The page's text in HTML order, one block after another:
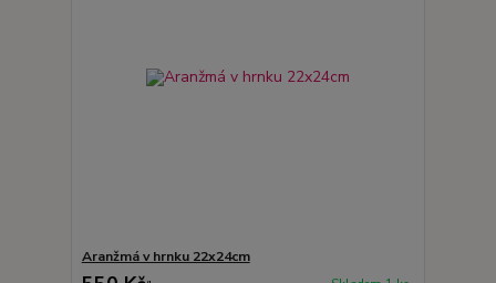
Aranžmá v hrnku 22x24cm